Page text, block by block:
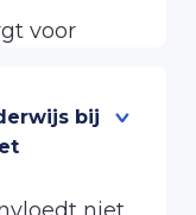
en
licht of
met
voor
systemen
de
bij